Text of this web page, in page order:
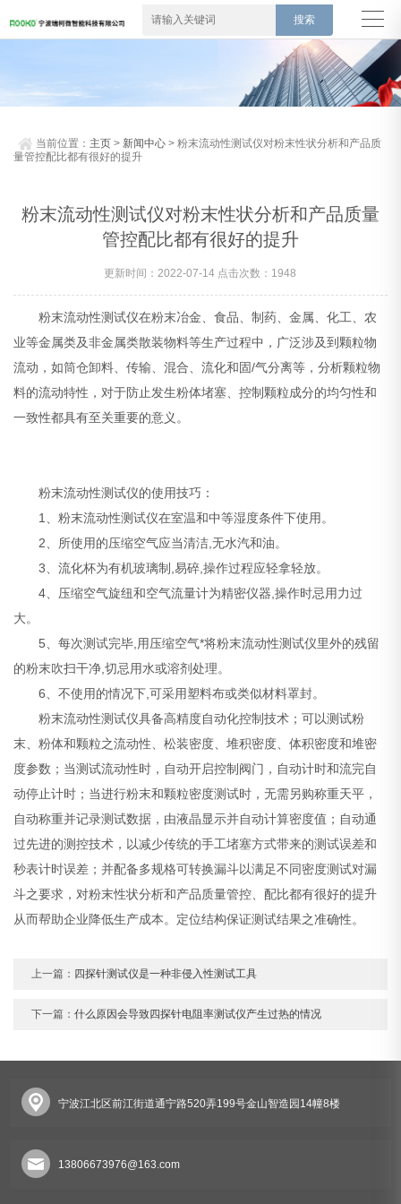
当前位置： 主页 > 新闻中心 > 粉末流动性测试仪对粉末性状分析和产品质
量管控配比都有很好的提升
粉末流动性测试仪对粉末性状分析和产品质量
管控配比都有很好的提升
更新时间：2022-07-14 点击次数：1948
粉末流动性测试仪在粉末冶金、食品、制药、金属、化工、农
业等金属类及非金属类散装物料等生产过程中，广泛涉及到颗粒物
流动，如筒仓卸料、传输、混合、流化和固/气分离等，分析颗粒物
料的流动特性，对于防止发生粉体堵塞、控制颗粒成分的均匀性和
一致性都具有至关重要的意义。
粉末流动性测试仪的使用技巧：
1、粉末流动性测试仪在室温和中等湿度条件下使用。
2、所使用的压缩空气应当清洁,无水汽和油。
3、流化杯为有机玻璃制,易碎,操作过程应轻拿轻放。
4、压缩空气旋纽和空气流量计为精密仪器,操作时忌用力过
大。
5、每次测试完毕,用压缩空气*将粉末流动性测试仪里外的残留
的粉末吹扫干净,切忌用水或溶剂处理。
6、不使用的情况下,可采用塑料布或类似材料罩封。
粉末流动性测试仪具备高精度自动化控制技术；可以测试粉
末、粉体和颗粒之流动性、松装密度、堆积密度、体积密度和堆密
度参数；当测试流动性时，自动开启控制阀门，自动计时和流完自
动停止计时；当进行粉末和颗粒密度测试时，无需另购称重天平，
自动称重并记录测试数据，由液晶显示并自动计算密度值；自动通
过先进的测控技术，以减少传统的手工堵塞方式带来的测试误差和
秒表计时误差；并配备多规格可转换漏斗以满足不同密度测试对漏
斗之要求，对粉末性状分析和产品质量管控、配比都有很好的提升
从而帮助企业降低生产成本。定位结构保证测试结果之准确性。
上一篇： 四探针测试仪是一种非侵入性测试工具
下一篇：什么原因会导致四探针电阻率测试仪产生过热的情况
宁波江北区前江街道通宁路520弄199号金山智造园14幢8楼
13806673976@163.com